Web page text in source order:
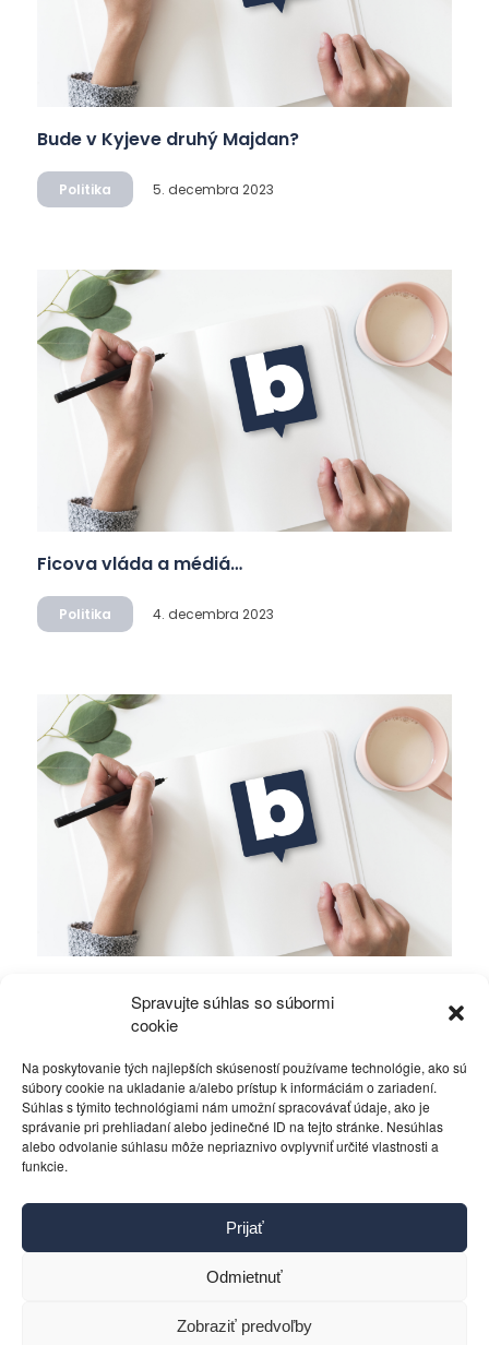
Spravujte súhlas so súbormi
cookie
Na poskytovanie tých najlepších skúseností používame technológie, ako sú
súbory cookie na ukladanie a/alebo prístup k informáciám o zariadení.
Súhlas s týmito technológiami nám umožní spracovávať údaje, ako je
správanie pri prehliadaní alebo jedinečné ID na tejto stránke. Nesúhlas
alebo odvolanie súhlasu môže nepriaznivo ovplyvniť určité vlastnosti a
funkcie.
Prijať
Odmietnuť
Zobraziť predvoľby
Bude v Kyjeve druhý Majdan?
Politika 5. decembra 2023
Ficova vláda a médiá…
Politika 4. decembra 2023
Gerasimovom?
Politika 4. decembra 2023
Kontakt
Pravidlá používania
Reklama
Cookies
Ochrana osobných údajov